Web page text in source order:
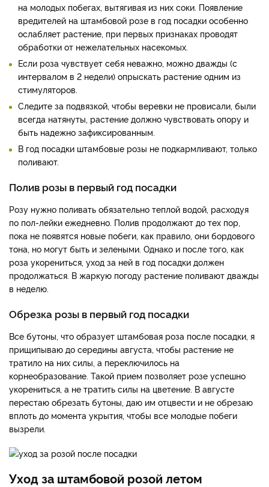
на молодых побегах, вытягивая из них соки. Появление
вредителей на штамбовой розе в год посадки особенно
ослабляет растение, при первых признаках проводят
обработки от нежелательных насекомых.
Если роза чувствует себя неважно, можно дважды (с
интервалом в 2 недели) опрыскать растение одним из
стимуляторов.
Следите за подвязкой, чтобы веревки не провисали, были
всегда натянуты, растение должно чувствовать опору и
быть надежно зафиксированным.
В год посадки штамбовые розы не подкармливают, только
поливают.
Полив розы в первый год посадки
Розу нужно поливать обязательно теплой водой, расходуя
по пол-лейки ежедневно. Полив продолжают до тех пор,
пока не появятся новые побеги, как правило, они бордового
тона, но могут быть и зелеными. Однако и после того, как
роза укорениться, уход за ней в год посадки должен
продолжаться. В жаркую погоду растение поливают дважды
в неделю.
Обрезка розы в первый год посадки
Все бутоны, что образует штамбовая роза после посадки, я
прищипываю до середины августа, чтобы растение не
тратило на них силы, а переключилось на
корнеобразование. Такой прием позволяет розе успешно
укорениться, а не тратить силы на цветение. В августе
перестаю обрезать бутоны, даю им отцвести и не обрезаю
вплоть до момента укрытия, чтобы все молодые побеги
вызрели.
Уход за штамбовой розой летом